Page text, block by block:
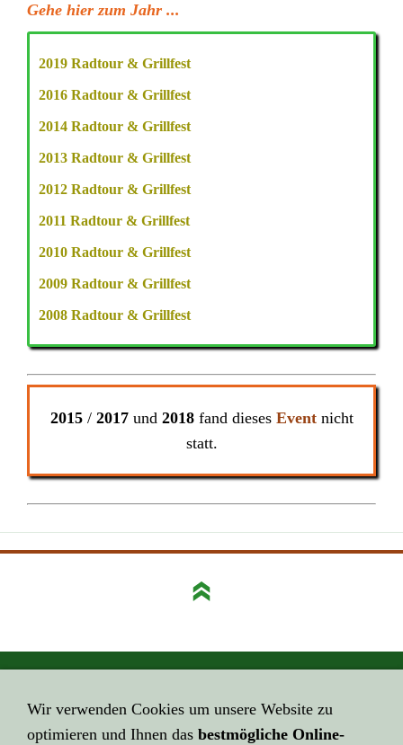
Gehe hier zum Jahr ...
2019 Radtour & Grillfest
2016 Radtour & Grillfest
2014 Radtour & Grillfest
2013 Radtour & Grillfest
2012 Radtour & Grillfest
2011 Radtour & Grillfest
2010 Radtour & Grillfest
2009 Radtour & Grillfest
2008 Radtour & Grillfest
2015/ 2017und 2018fand dieses Eventnicht
statt.
Impressum
HIER GEHT ES ZUR ...
Wir verwenden Cookies um unsere Website zu
optimieren und Ihnen das bestmögliche Online-